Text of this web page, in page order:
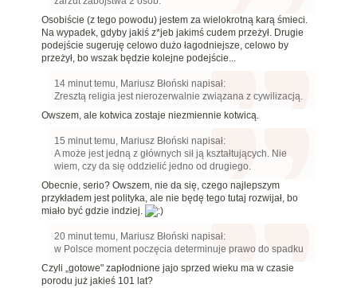
Osobiście (z tego powodu) jestem za wielokrotną karą śmieci.
Na wypadek, gdyby jakiś z*jeb jakimś cudem przeżył. Drugie
podejście sugeruję celowo dużo łagodniejsze, celowo by
przeżył, bo wszak będzie kolejne podejście...
14 minut temu, Mariusz Błoński napisał:
Zresztą religia jest nierozerwalnie związana z cywilizacją.
Owszem, ale kotwica zostaje niezmiennie kotwicą.
15 minut temu, Mariusz Błoński napisał:
A może jest jedną z głównych sił ją kształtujących. Nie
wiem, czy da się oddzielić jedno od drugiego.
Obecnie, serio? Owszem, nie da się, czego najlepszym
przykładem jest polityka, ale nie będę tego tutaj rozwijał, bo
miało być gdzie indziej.
20 minut temu, Mariusz Błoński napisał:
w Polsce moment poczęcia determinuje prawo do spadku
Czyli „gotowe" zapłodnione jajo sprzed wieku ma w czasie
porodu już jakieś 101 lat?